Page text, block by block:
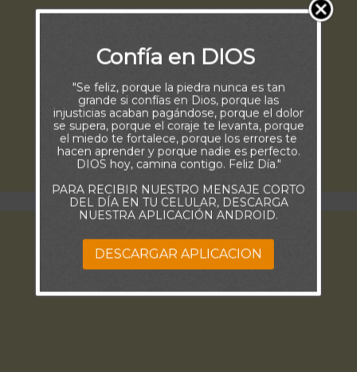
Confía en DIOS
"Se feliz, porque la piedra nunca es tan
grande si confías en Dios, porque las
injusticias acaban pagándose, porque el dolor
se supera, porque el coraje te levanta, porque
el miedo te fortalece, porque los errores te
hacen aprender y porque nadie es perfecto.
DIOS hoy, camina contigo. Feliz Día."
PARA RECIBIR NUESTRO MENSAJE CORTO
DEL DÍA EN TU CELULAR, DESCARGA
NUESTRA APLICACIÓN ANDROID.
DESCARGAR APLICACION